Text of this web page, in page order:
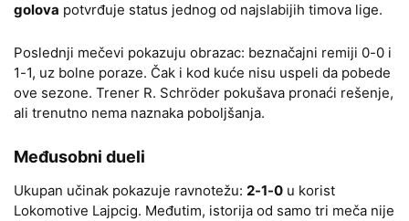
golova potvrđuje status jednog od najslabijih timova lige.
Poslednji mečevi pokazuju obrazac: beznačajni remiji 0-0 i
1-1, uz bolne poraze. Čak i kod kuće nisu uspeli da pobede
ove sezone. Trener R. Schröder pokušava pronaći rešenje,
ali trenutno nema naznaka poboljšanja.
Međusobni dueli
Ukupan učinak pokazuje ravnotežu: 2-1-0 u korist
Lokomotive Lajpcig. Međutim, istorija od samo tri meča nije